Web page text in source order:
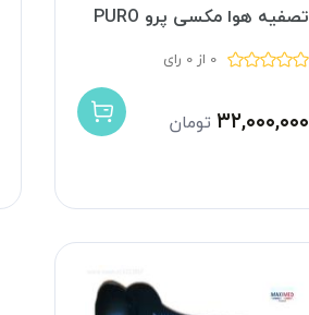
تصفیه هوا مکسی پرو PURO
0 از 0 رای
۳۲,۰۰۰,۰۰۰ تومان